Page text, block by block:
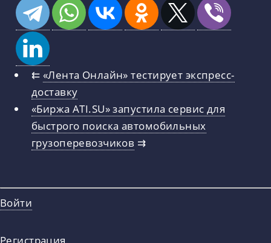
⇇ «Лента Онлайн» тестирует экспресс-
доставку
«Биржа ATI.SU» запустила сервис для
быстрого поиска автомобильных
грузоперевозчиков ⇉
Войти